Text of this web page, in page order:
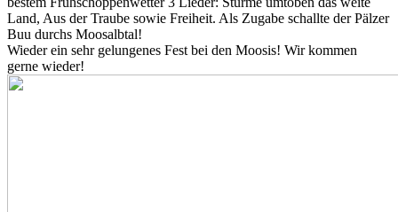
Land, Aus der Traube sowie Freiheit. Als Zugabe schallte der Pälzer
Buu durchs Moosalbtal!
Wieder ein sehr gelungenes Fest bei den Moosis! Wir kommen
gerne wieder!